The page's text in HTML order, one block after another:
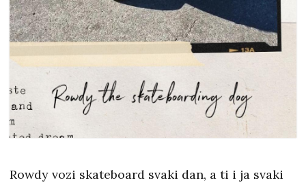
Rowdy vozi skateboard svaki dan, a ti i ja svaki